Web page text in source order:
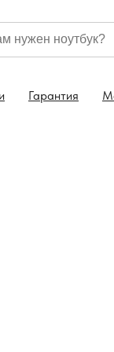
Гарантия
Гарантия